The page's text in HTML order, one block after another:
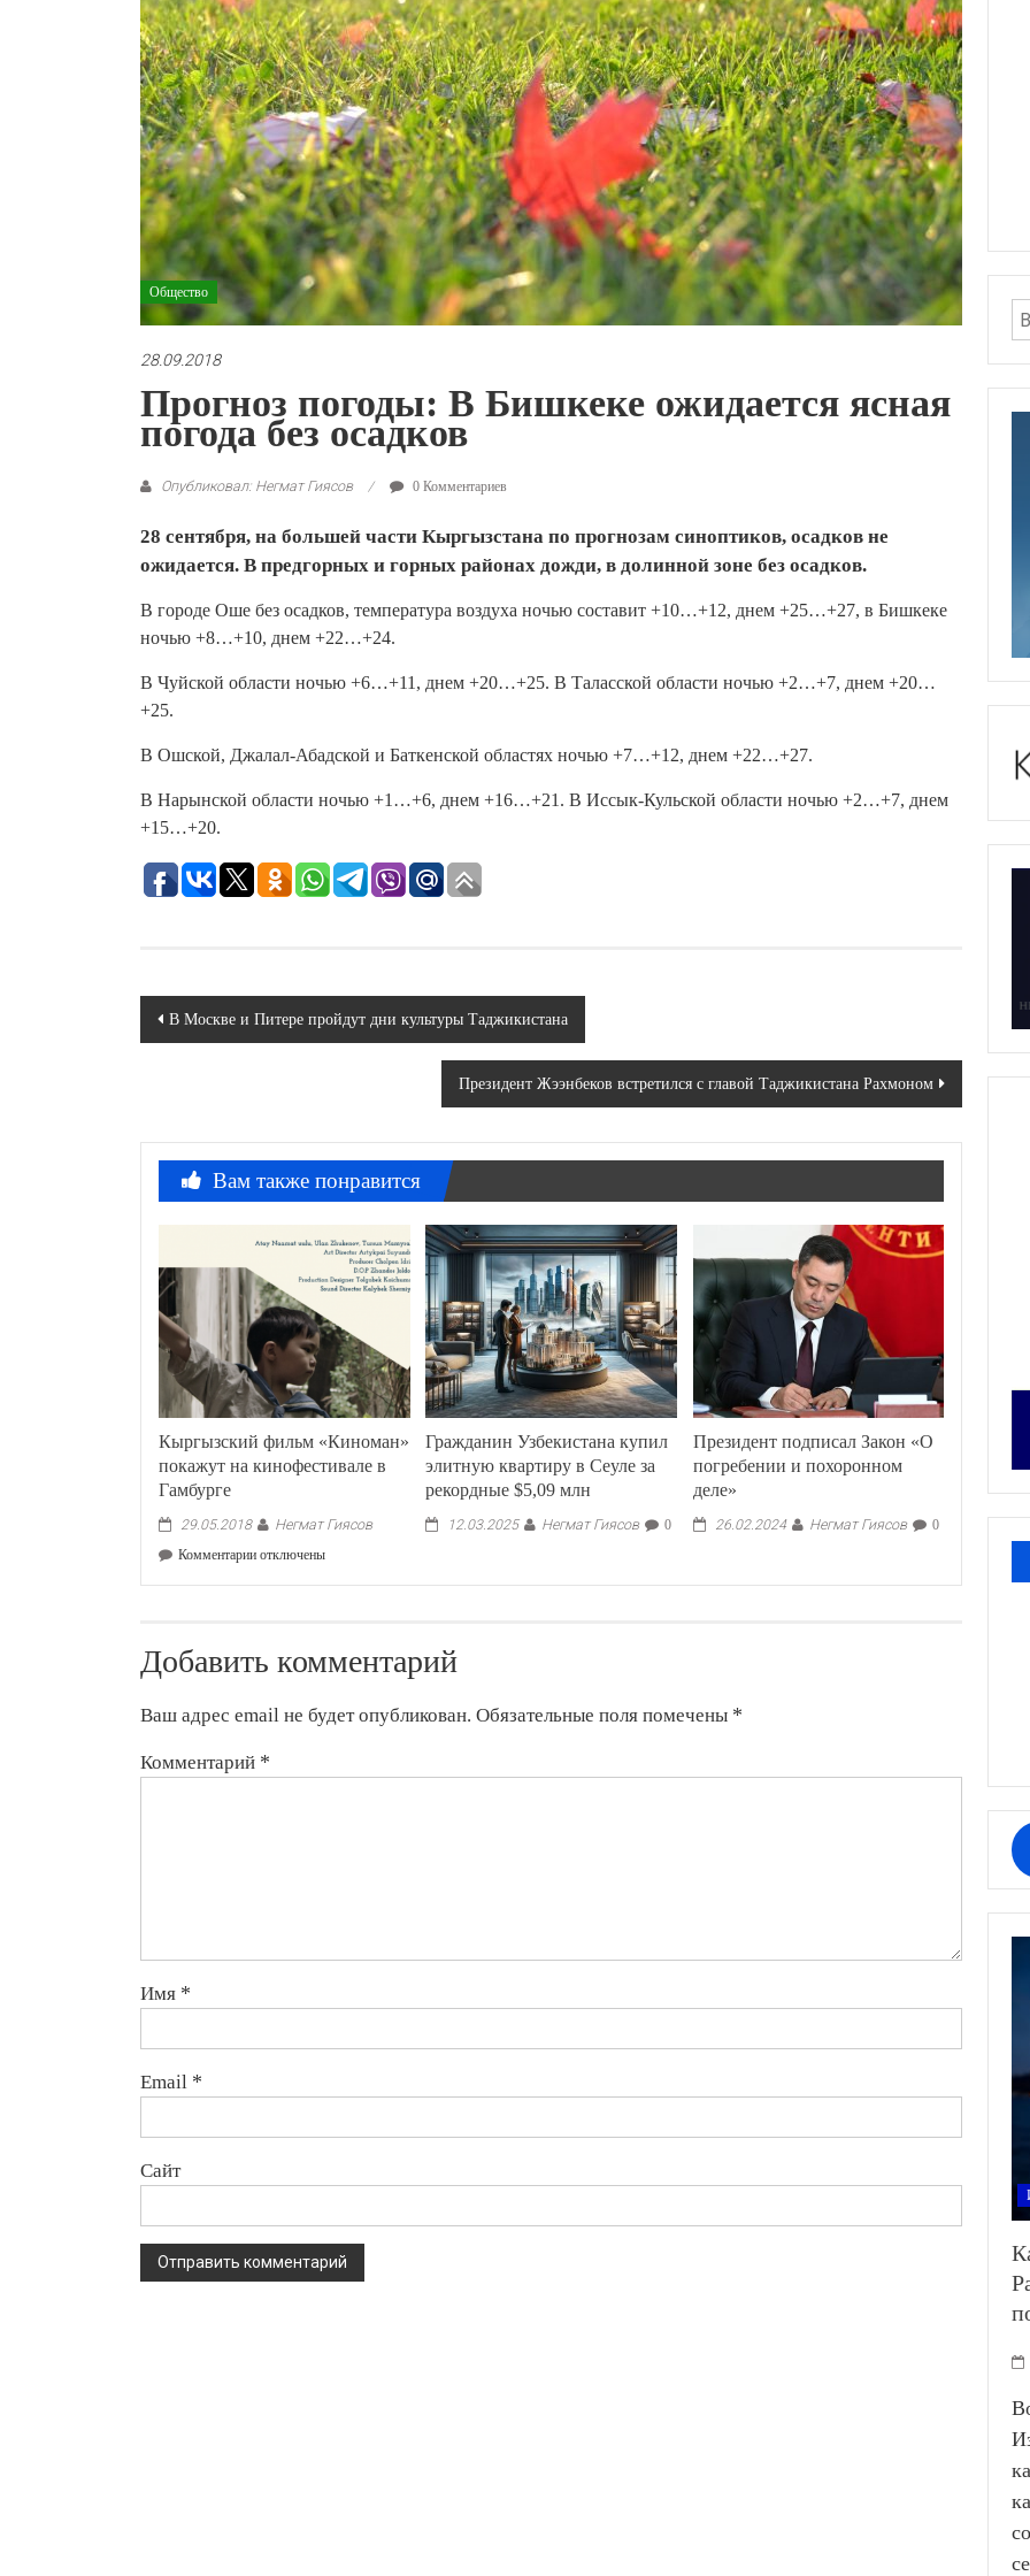
Общество
28.09.2018
Прогноз погоды: В Бишкеке ожидается ясная
погода без осадков
Опубликовал: Негмат Гиясов 0 Комментариев
28 сентября, на большей части Кыргызстана по прогнозам синоптиков, осадков не
ожидается. В предгорных и горных районах дожди, в долинной зоне без осадков.
В городе Оше без осадков, температура воздуха ночью составит +10…+12, днем +25…+27, в Бишкеке
ночью +8…+10, днем +22…+24.
В Чуйской области ночью +6…+11, днем +20…+25. В Таласской области ночью +2…+7, днем +20…
+25.
В Ошской, Джалал-Абадской и Баткенской областях ночью +7…+12, днем +22…+27.
В Нарынской области ночью +1…+6, днем +16…+21. В Иссык-Кульской области ночью +2…+7, днем
+15…+20.
Навигация
В Москве и Питере пройдут дни культуры Таджикистана
Президент Жээнбеков встретился с главой Таджикистана Рахмоном
Вам также понравится
Кыргызский фильм «Киноман»
покажут на кинофестивале в
Гамбурге
29.05.2018 Негмат Гиясов
Комментариик
покажут
на
в
отключены
Гражданин Узбекистана купил
элитную квартиру в Сеуле за
рекордные $5,09 млн
12.03.2025 Негмат Гиясов 0
Президент подписал Закон «О
погребении и похоронном
деле»
26.02.2024 Негмат Гиясов 0
Добавить комментарий
Ваш адрес email не будет опубликован. Обязательные поля помечены *
Комментарий *
Имя *
Email *
Сайт